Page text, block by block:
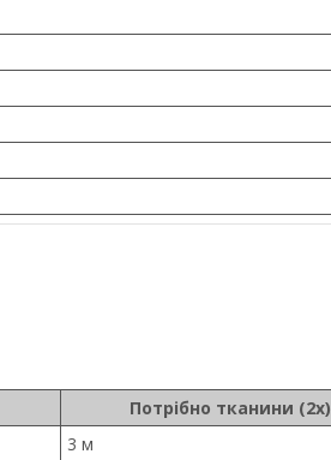
Потрібно тканини (2x)
3 м